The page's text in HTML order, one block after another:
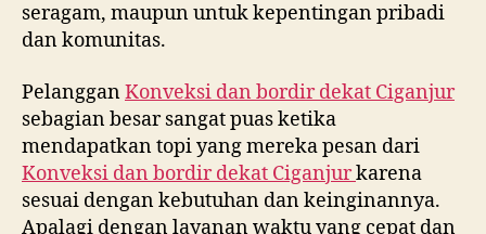
seragam, maupun untuk kepentingan pribadi
dan komunitas.
PelangganKonveksi dan bordir dekat Ciganjur
sebagian besar sangat puas ketika
mendapatkan topi yang mereka pesan dari
Konveksi dan bordir dekat Ciganjurkarena
sesuai dengan kebutuhan dan keinginannya.
Apalagi dengan layanan waktu yang cepat dan